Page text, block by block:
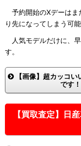
予約開始のXデーはま
り先になってしまう可
人気モデルだけに、
す。
【画像】超カッコい
です
【買取査定】日